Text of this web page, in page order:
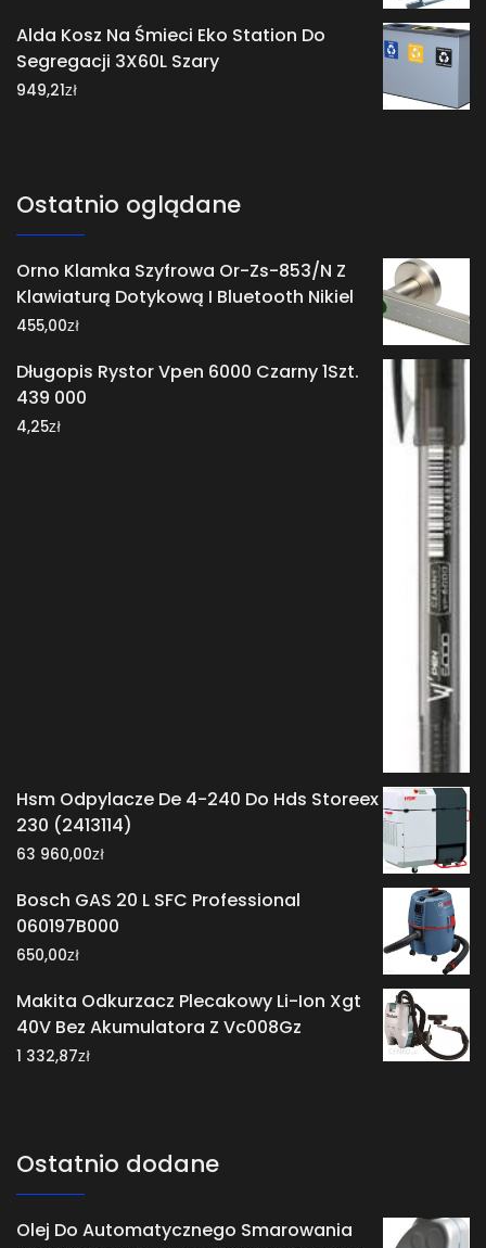
Alda Kosz Na Śmieci Eko Station Do
Segregacji 3X60L Szary
949,21zł
Ostatnio oglądane
Orno Klamka Szyfrowa Or-Zs-853/N Z
Klawiaturą Dotykową I Bluetooth Nikiel
455,00zł
Długopis Rystor Vpen 6000 Czarny 1Szt.
439 000
4,25zł
Hsm Odpylacze De 4-240 Do Hds Storeex
230 (2413114)
63 960,00zł
Bosch GAS 20 L SFC Professional
060197B000
650,00zł
Makita Odkurzacz Plecakowy Li-Ion Xgt
40V Bez Akumulatora Z Vc008Gz
1 332,87zł
Ostatnio dodane
Olej Do Automatycznego Smarowania